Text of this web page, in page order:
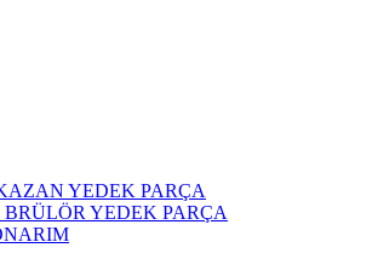
YEDEK PARÇA
YEDEK PARÇA